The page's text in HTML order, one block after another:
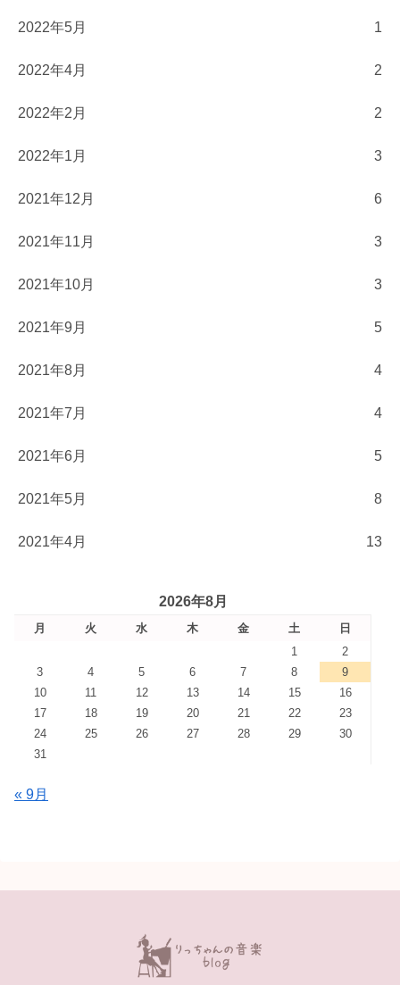
2022年5月 1
2022年4月 2
2022年2月 2
2022年1月 3
2021年12月 6
2021年11月 3
2021年10月 3
2021年9月 5
2021年8月 4
2021年7月 4
2021年6月 5
2021年5月 8
2021年4月 13
2026年8月
月 火 水 木 金 土
日
1
2
3
4 5 6 7 8
9
10
11 12 13 14 15
16
17
18 19 20 21 22
23
24
25 26 27 28 29
30
31
« 9月